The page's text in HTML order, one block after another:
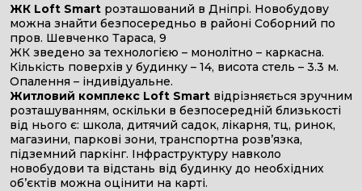
ЖК Loft Smart розташований в Дніпрі. Новобудову
можна знайти безпосередньо в районі Соборний по
пров. Шевченко Тараса, 9
ЖК зведено за технологією – монолітно – каркасна.
Кількість поверхів у будинку – 14, висота стель – 3.3 м.
Опалення – індивідуальне.
Житловий комплекс Loft Smart відрізняється зручним
розташуванням, оскільки в безпосередній близькості
від нього є: школа, дитячий садок, лікарня, тц, ринок,
магазини, паркові зони, транспортна розв’язка,
підземний паркінг. Інфраструктуру навколо
новобудови та відстань від будинку до необхідних
об’єктів можна оцінити на карті.